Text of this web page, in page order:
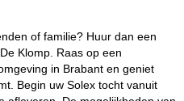
of familie? Huur dan een
Klomp. Raas op een
in Brabant en geniet
Begin uw Solex tocht vanuit